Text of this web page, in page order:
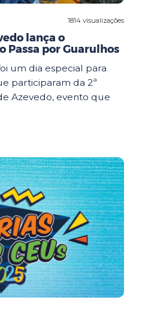
1814 visualizações
lança o
Passa por Guarulhos
um dia especial para
participaram da 2ª
Azevedo, evento que